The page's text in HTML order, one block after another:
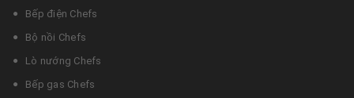
Bếp điện Chefs
Bộ nồi Chefs
Lò nướng Chefs
Bếp gas Chefs